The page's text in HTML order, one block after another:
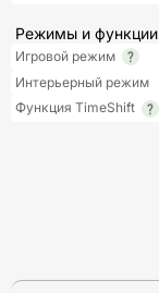
Режимы и функции
Игровой режим
Интерьерный режим
Функция TimeShift